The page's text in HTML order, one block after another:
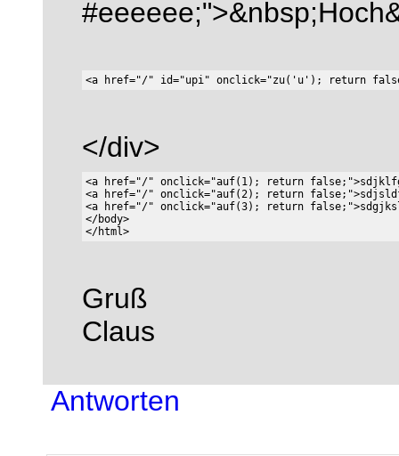
</div>
<a href="/" onclick="auf(1); return
<a href="/" onclick="auf(2); return
<a href="/" onclick="auf(3); return
</body>
Gruß
Claus
Antworten